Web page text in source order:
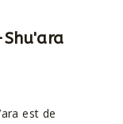
est de